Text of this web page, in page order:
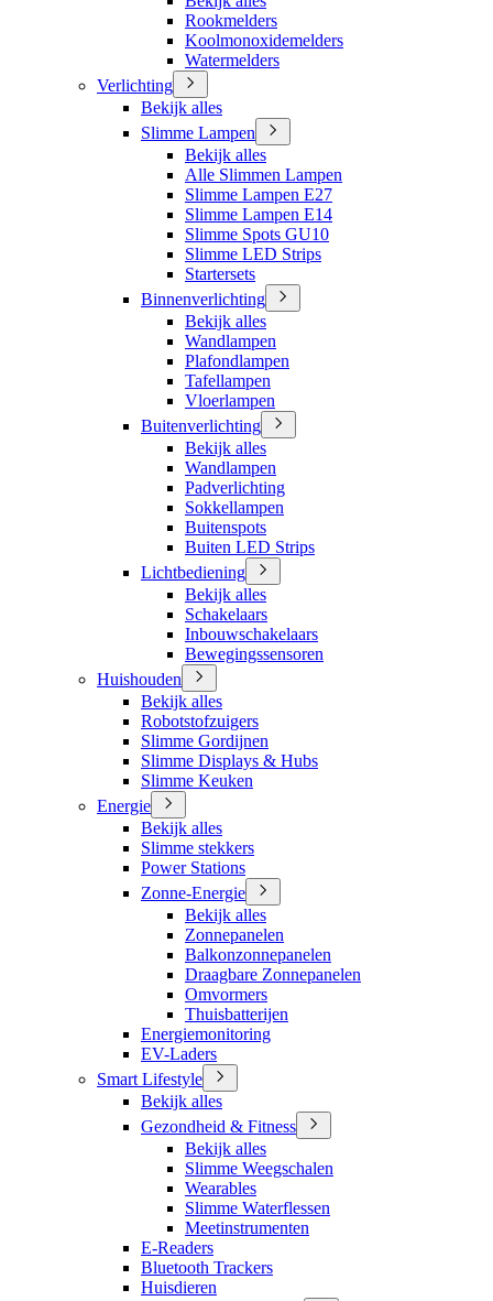
Rookmelders
Koolmonoxidemelders
Watermelders
Verlichting
Bekijk alles
Slimme Lampen
Bekijk alles
Alle Slimmen Lampen
Slimme Lampen E27
Slimme Lampen E14
Slimme Spots GU10
Slimme LED Strips
Startersets
Binnenverlichting
Bekijk alles
Wandlampen
Plafondlampen
Tafellampen
Vloerlampen
Buitenverlichting
Bekijk alles
Wandlampen
Padverlichting
Sokkellampen
Buitenspots
Buiten LED Strips
Lichtbediening
Bekijk alles
Schakelaars
Inbouwschakelaars
Bewegingssensoren
Huishouden
Bekijk alles
Robotstofzuigers
Slimme Gordijnen
Slimme Displays & Hubs
Slimme Keuken
Energie
Bekijk alles
Slimme stekkers
Power Stations
Zonne-Energie
Bekijk alles
Zonnepanelen
Balkonzonnepanelen
Draagbare Zonnepanelen
Omvormers
Thuisbatterijen
Energiemonitoring
EV-Laders
Smart Lifestyle
Bekijk alles
Gezondheid & Fitness
Bekijk alles
Slimme Weegschalen
Wearables
Slimme Waterflessen
Meetinstrumenten
E-Readers
Bluetooth Trackers
Huisdieren